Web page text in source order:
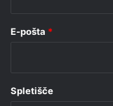
E-pošta *
Spletišče